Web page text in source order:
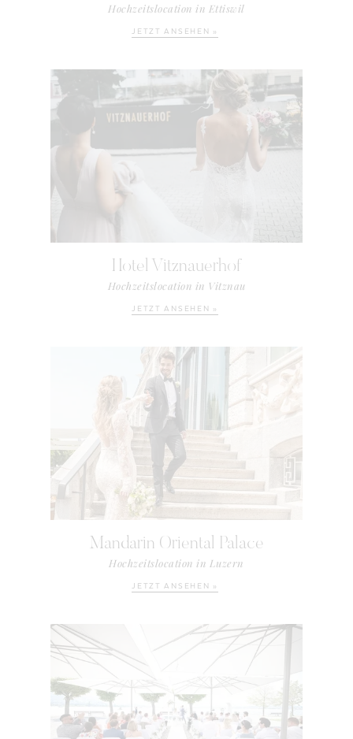
Hochzeitslocation in Ettiswil
JETZT ANSEHEN »
Hotel Vitznauerhof
Hochzeitslocation in Vitznau
JETZT ANSEHEN »
Mandarin Oriental Palace
Hochzeitslocation in Luzern
JETZT ANSEHEN »